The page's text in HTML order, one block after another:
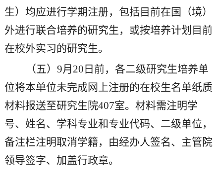
生） 均应进行学期注册，包括目前在国（境）
外进行联合培养的研究生，或按培养计划目前
在校外实习的研究生。
（五） 9月20日前，各二级研究生培养单
位将本单位未完成网上注册的在校生名单纸质
材料报送至研究生院407室。材料需注明学
号、姓名、学科专业和专业代码、二级单位，
备注栏注明取消学籍，由经办人签名、主管院
领导签字、加盖行政章。